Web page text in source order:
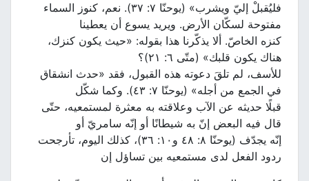
فليُقبلْ إليّ ويشرب» (يوحنّا ٧: ٣٧). نعم، كنوز السماء
مفتوحة لسكّان الأرض. ويريد يسوع أن يعطينا
كنزه الخاصّ. ألا يذكّرنا هذا بقوله: «حيث يكون كنزك،
هناك يكون قلبك» (متّى ٦: ٢١)؟
للأسف، لم تلقَ دعوته هذه القبول، فقد «حدث انشقاق
في الجمع من أجله» (يوحنّا ٧: ٤٣). وكما شكّل
قبلًا حديثه عن الآب وعلاقته به معثرة لمستمعيه، حتّى
قال فيه البعض إنّ به شيطانًا أو إنّه سامريّ أو
إنّه يجدّف (يوحنّا ٨: ٤٨ و١٠: ٣٦)، كذلك اليوم، تأرجحت
ردود الفعل لدى مستمعيه بين تساؤل إن